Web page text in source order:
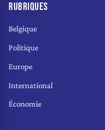
RUBRIQUES
Belgique
Politique
Europe
International
Économie